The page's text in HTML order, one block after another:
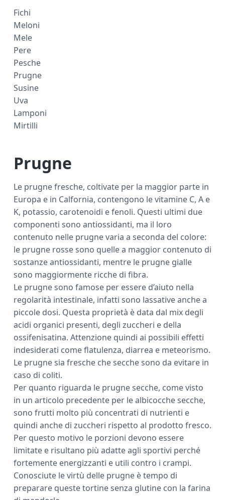
Fichi
Meloni
Mele
Pere
Pesche
Prugne
Susine
Uva
Lamponi
Mirtilli
Prugne
Le prugne fresche, coltivate per la maggior parte in
Europa e in Calfornia, contengono le vitamine C, A e
K, potassio, carotenoidi e fenoli. Questi ultimi due
componenti sono antiossidanti, ma il loro
contenuto nelle prugne varia a seconda del colore:
le prugne rosse sono quelle a maggior contenuto di
sostanze antiossidanti, mentre le prugne gialle
sono maggiormente ricche di fibra.
Le prugne sono famose per essere d’aiuto nella
regolarità intestinale, infatti sono lassative anche a
piccole dosi. Questa proprietà è data dal mix degli
acidi organici presenti, degli zuccheri e della
ossifenisatina. Attenzione quindi ai possibili effetti
indesiderati come flatulenza, diarrea e meteorismo.
Le prugne sia fresche che secche sono da evitare in
caso di coliti.
Per quanto riguarda le prugne secche, come visto
in un articolo precedente per le albicocche secche,
sono frutti molto più concentrati di nutrienti e
quindi anche di zuccheri rispetto al prodotto fresco.
Per questo motivo le porzioni devono essere
limitate e risultano più adatte agli sportivi perché
fortemente energizzanti e utili contro i crampi.
Conosciute le virtù delle prugne è tempo di
preparare queste tortine senza glutine con la farina